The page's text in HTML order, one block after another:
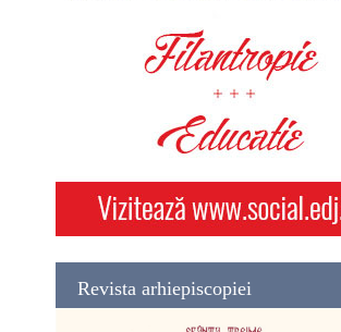
Revista arhiepiscopiei